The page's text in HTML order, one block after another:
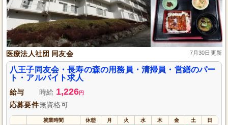
医療法人社団 同友会 7月30日更新
八王子同友会・長寿の森の用務員・清掃員・営繕のパー
ト・アルバイト求人
給与 時給 1,226円
応募要件無資格可
就業時間 休憩 月 火 水 木 金 土 日